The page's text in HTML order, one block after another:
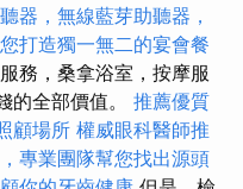
器，無線藍芽助聽器，
打造獨一無二的宴會餐
務，桑拿浴室，按摩服
的全部價值。 推薦優質
顧場所 權威眼科醫師推
專業團隊幫您找出源頭